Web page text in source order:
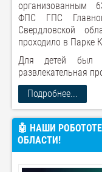
организованным
ФПС ГПС
Свердловской
проходило в Парке
Для детей был
развлекательная
Подробнее...
🤖 НАШИ
ОБЛАСТИ!